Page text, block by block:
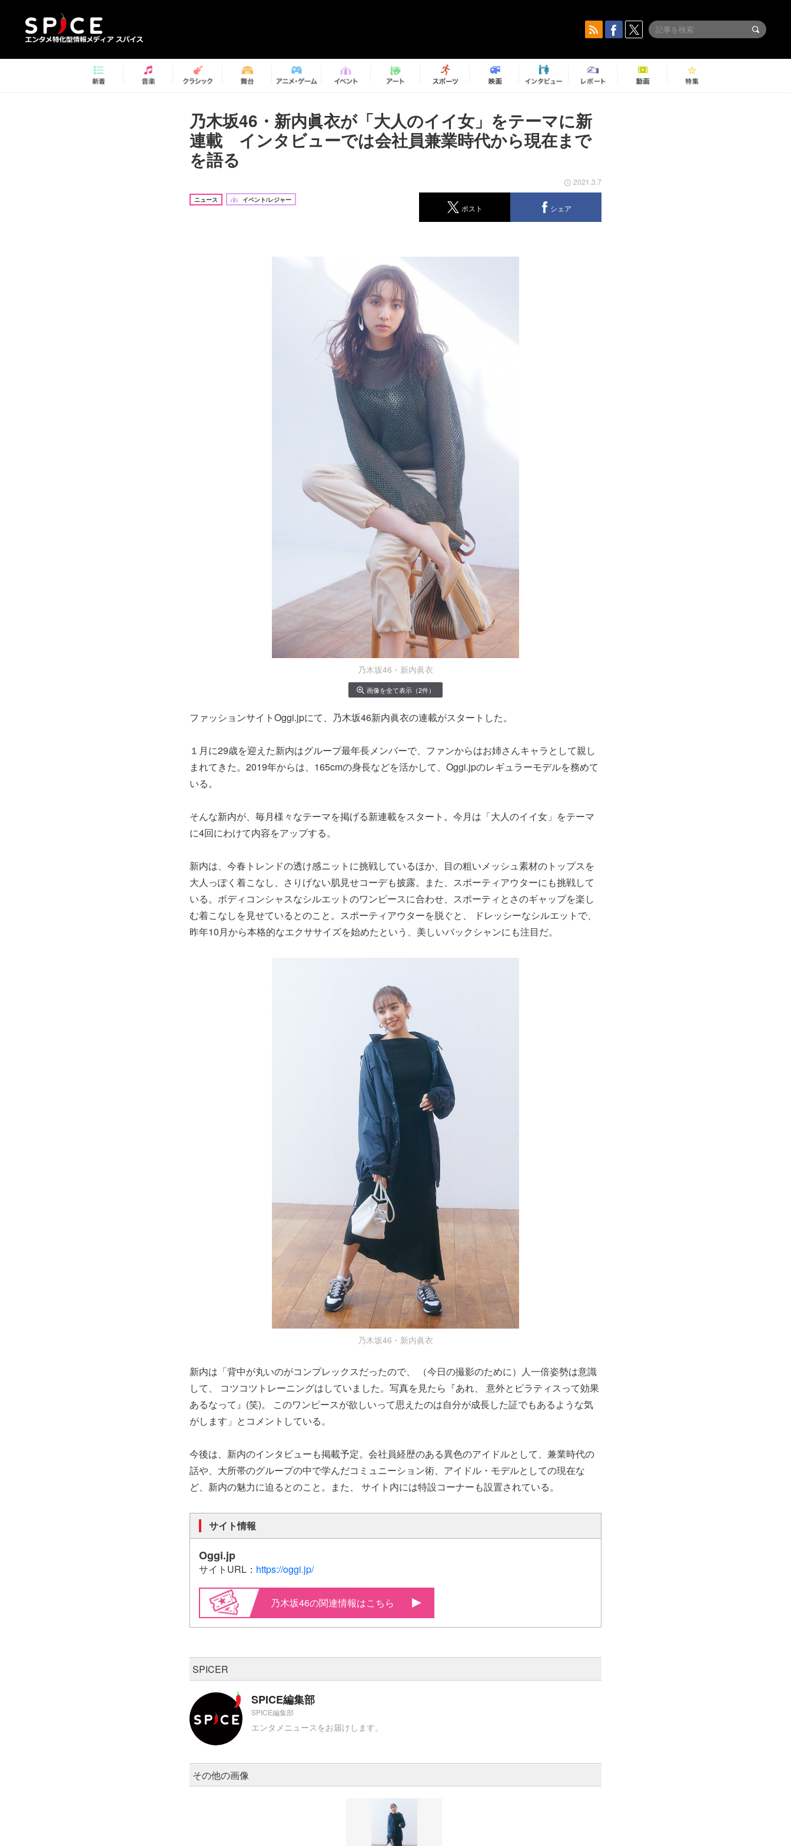
乃木坂46・新内眞衣が「大人のイイ女」をテーマに新
連載 インタビューでは会社員兼業時代から現在まで
を語る
ニュース イベント/レジャー
2021.3.7
ポスト シェア
乃木坂46・新内眞衣
画像を全て表示（2件）
ファッションサイトOggi.jpにて、乃木坂46新内眞衣の連載がスタートした。
１月に29歳を迎えた新内はグループ最年長メンバーで、ファンからはお姉さんキャラとして親し
まれてきた。2019年からは、165cmの身長などを活かして、Oggi.jpのレギュラーモデルを務めて
いる。
そんな新内が、毎月様々なテーマを掲げる新連載をスタート。今月は「大人のイイ女」をテーマ
に4回にわけて内容をアップする。
新内は、今春トレンドの透け感ニットに挑戦しているほか、目の粗いメッシュ素材のトップスを
大人っぽく着こなし、さりげない肌見せコーデも披露。また、スポーティアウターにも挑戦して
いる。ボディコンシャスなシルエットのワンピースに合わせ、スポーティとさのギャップを楽し
む着こなしを見せているとのこと。スポーティアウターを脱ぐと、 ドレッシーなシルエットで、
昨年10月から本格的なエクササイズを始めたという、美しいバックシャンにも注目だ。
乃木坂46・新内眞衣
新内は「背中が丸いのがコンプレックスだったので、 （今日の撮影のために）人一倍姿勢は意識
して、 コツコツトレーニングはしていました。写真を見たら『あれ、 意外とピラティスって効果
あるなって』(笑)。 このワンピースが欲しいって思えたのは自分が成長した証でもあるような気
がします」とコメントしている。
今後は、新内のインタビューも掲載予定。会社員経歴のある異色のアイドルとして、兼業時代の
話や、大所帯のグループの中で学んだコミュニーション術、アイドル・モデルとしての現在な
ど、新内の魅力に迫るとのこと。また、 サイト内には特設コーナーも設置されている。
サイト情報
Oggi.jp
サイトURL： https://oggi.jp/
乃木坂46の関連情報はこちら
SPICER
SPICE編集部
SPICE編集部
エンタメニュースをお届けします。
その他の画像